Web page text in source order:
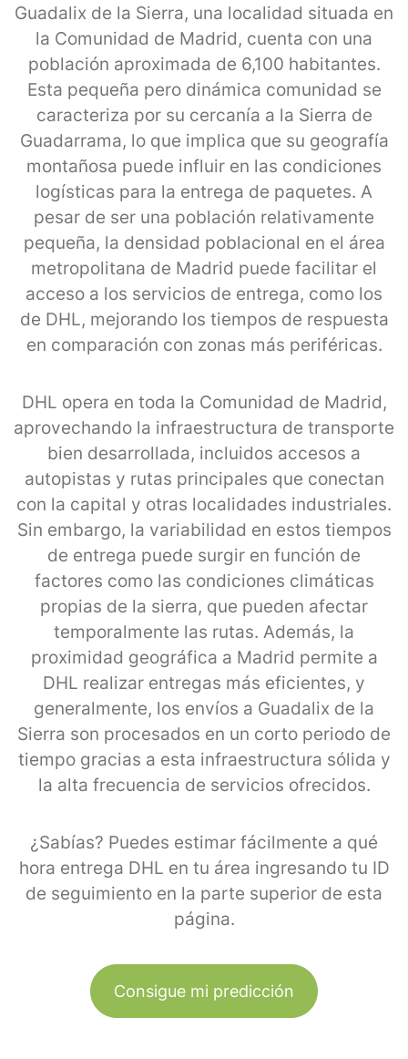
Guadalix de la Sierra, una localidad situada en
la Comunidad de Madrid, cuenta con una
población aproximada de 6,100 habitantes.
Esta pequeña pero dinámica comunidad se
caracteriza por su cercanía a la Sierra de
Guadarrama, lo que implica que su geografía
montañosa puede influir en las condiciones
logísticas para la entrega de paquetes. A
pesar de ser una población relativamente
pequeña, la densidad poblacional en el área
metropolitana de Madrid puede facilitar el
acceso a los servicios de entrega, como los
de DHL, mejorando los tiempos de respuesta
en comparación con zonas más periféricas.
DHL opera en toda la Comunidad de Madrid,
aprovechando la infraestructura de transporte
bien desarrollada, incluidos accesos a
autopistas y rutas principales que conectan
con la capital y otras localidades industriales.
Sin embargo, la variabilidad en estos tiempos
de entrega puede surgir en función de
factores como las condiciones climáticas
propias de la sierra, que pueden afectar
temporalmente las rutas. Además, la
proximidad geográfica a Madrid permite a
DHL realizar entregas más eficientes, y
generalmente, los envíos a Guadalix de la
Sierra son procesados en un corto periodo de
tiempo gracias a esta infraestructura sólida y
la alta frecuencia de servicios ofrecidos.
¿Sabías? Puedes estimar fácilmente a qué
hora entrega DHL en tu área ingresando tu ID
de seguimiento en la parte superior de esta
página.
Consigue mi predicción